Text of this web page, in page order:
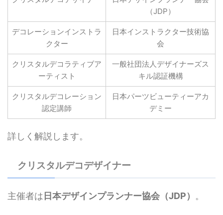
（JDP）
デコレーションインストラ
クター
日本インストラクター技術協
会
クリスタルデコラティブア
ーティスト
一般社団法人デザイナーズス
キル認証機構
クリスタルデコレーション
認定講師
日本パーツビューティーアカ
デミー
詳しく解説します。
クリスタルデコデザイナー
主催者は 日本デザインプランナー協会（JDP） 。